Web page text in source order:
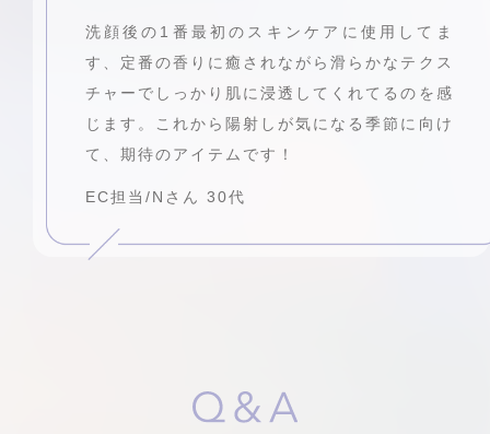
洗顔後の1番最初のスキンケアに使用してま
す、定番の香りに癒されながら滑らかなテクス
チャーでしっかり肌に浸透してくれてるのを感
じます。これから陽射しが気になる季節に向け
て、期待のアイテムです！
EC担当/Nさん 30代